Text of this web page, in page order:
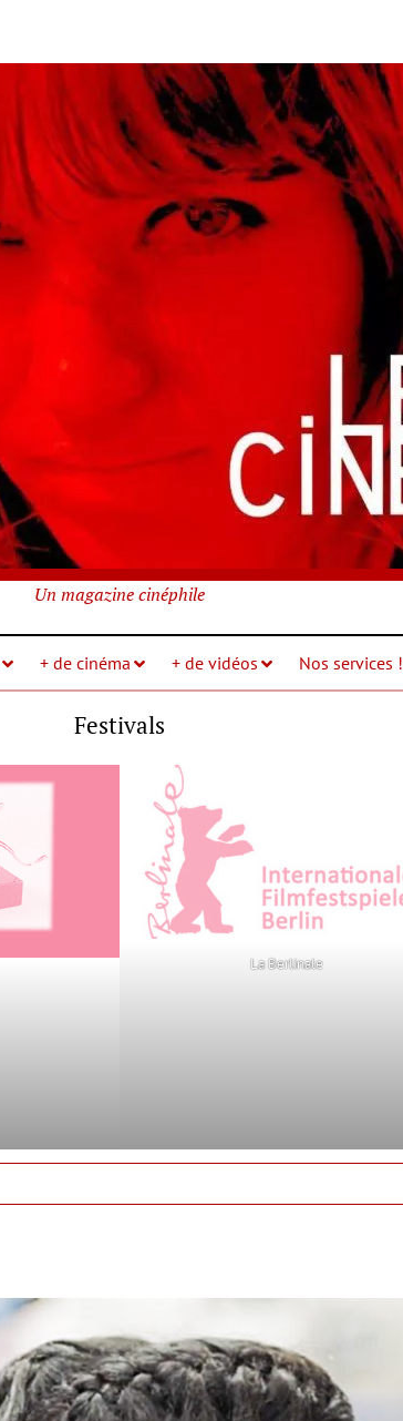
Un magazine cinéphile
+ de cinéma + de vidéos Nos services !
Festivals
La Berlinale